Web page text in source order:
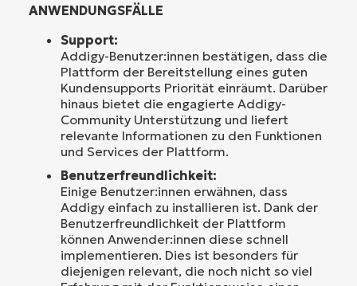
ANWENDUNGSFÄLLE
Support:
Addigy-Benutzer:innen bestätigen, dass die
Plattform der Bereitstellung eines guten
Kundensupports Priorität einräumt. Darüber
hinaus bietet die engagierte Addigy-
Community Unterstützung und liefert
relevante Informationen zu den Funktionen
und Services der Plattform.
Benutzerfreundlichkeit:
Einige Benutzer:innen erwähnen, dass
Addigy einfach zu installieren ist. Dank der
Benutzerfreundlichkeit der Plattform
können Anwender:innen diese schnell
implementieren. Dies ist besonders für
diejenigen relevant, die noch nicht so viel